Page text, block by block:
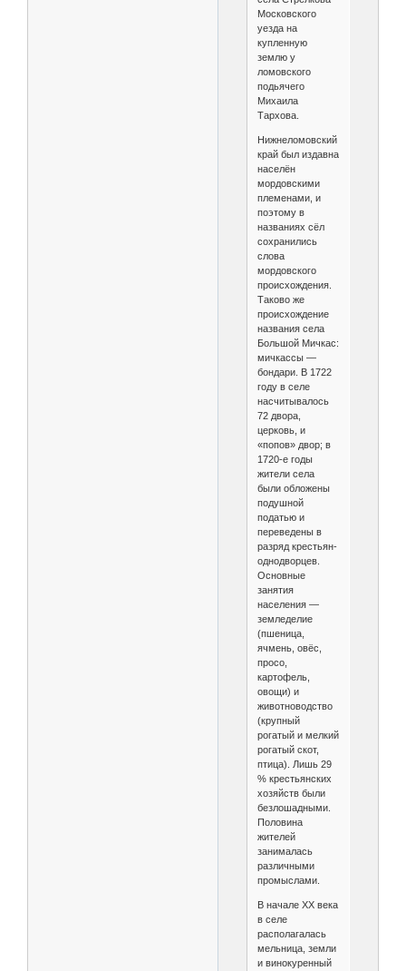
Московского
уезда на
купленную
землю у
ломовского
подьячего
Михаила
Тархова.
Нижнеломовский
край был издавна
населён
мордовскими
племенами, и
поэтому в
названиях сёл
сохранились
слова
мордовского
происхождения.
Таково же
происхождение
названия села
Большой Мичкас:
мичкассы —
бондари. В 1722
году в селе
насчитывалось
72 двора,
церковь, и
«попов» двор; в
1720-е годы
жители села
были обложены
подушной
податью и
переведены в
разряд крестьян-
однодворцев.
Основные
занятия
населения —
земледелие
(пшеница,
ячмень, овёс,
просо,
картофель,
овощи) и
животноводство
(крупный
рогатый и мелкий
рогатый скот,
птица). Лишь 29
% крестьянских
хозяйств были
безлошадными.
Половина
жителей
занималась
различными
промыслами.
В начале XX века
в селе
располагалась
мельница, земли
и винокуренный